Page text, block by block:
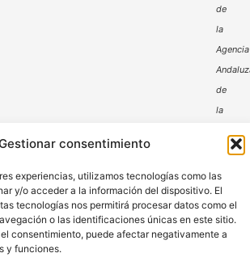
consentimiento
experiencias, utilizamos tecnologías como las
y/o acceder a la información del dispositivo. El
tecnologías nos permitirá procesar datos como el
o las identificaciones únicas en este sitio.
consentimiento, puede afectar negativamente a
y funciones.
de
la
Agencia
de
la
Política de Privacidad